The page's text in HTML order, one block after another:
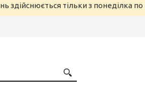
здійснюється тільки з понеділка